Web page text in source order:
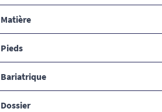
Matière
Pieds
Bariatrique
Dossier